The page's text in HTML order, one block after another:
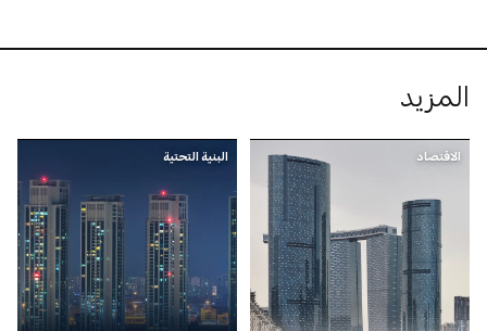
المزيد
الاقتصاد البنية التحتية